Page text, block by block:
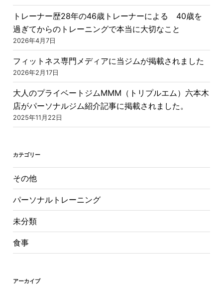
トレーナー歴28年の46歳トレーナーによる 40歳を
過ぎてからのトレーニングで本当に大切なこと
2026年4月7日
フィットネス専門メディアに当ジムが掲載されました
2026年2月17日
大人のプライベートジムMMM（トリプルエム）六本木
店がパーソナルジム紹介記事に掲載されました。
2025年11月22日
カテゴリー
その他
パーソナルトレーニング
未分類
食事
アーカイブ